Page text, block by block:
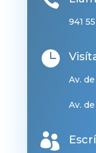
941

Av.
Av.
